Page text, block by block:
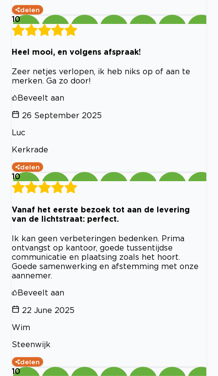
delen
10
Heel mooi, en volgens afspraak!
Zeer netjes verlopen, ik heb niks op of aan te
merken. Ga zo door!
Beveelt aan
26 September 2025
Luc
Kerkrade
delen
10
Vanaf het eerste bezoek tot aan de levering
van de lichtstraat: perfect.
Ik kan geen verbeteringen bedenken. Prima
ontvangst op kantoor, goede tussentijdse
communicatie en plaatsing zoals het hoort.
Goede samenwerking en afstemming met onze
aannemer.
Beveelt aan
22 June 2025
Wim
Steenwijk
delen
10